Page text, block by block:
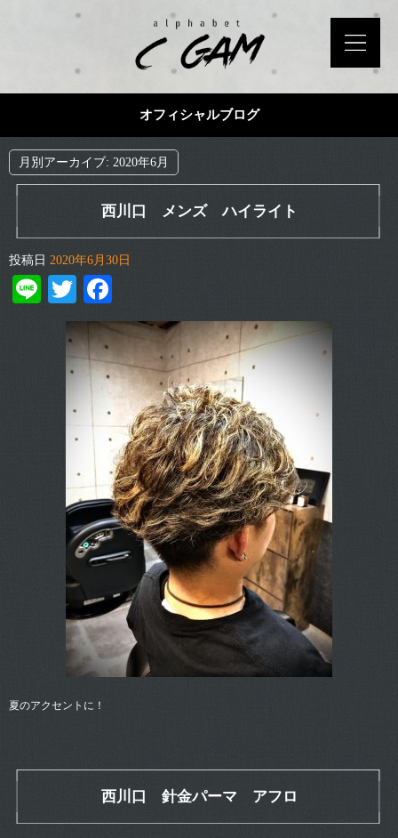
オフィシャルブログ
月別アーカイブ: 2020年6月
西川口 メンズ ハイライト
投稿日 2020年6月30日
LineTwitter
夏のアクセントに！
西川口 針金パーマ アフロ